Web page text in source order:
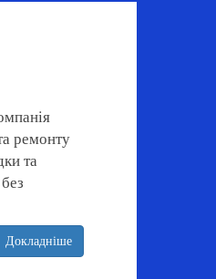
ремонту
та
Докладніше